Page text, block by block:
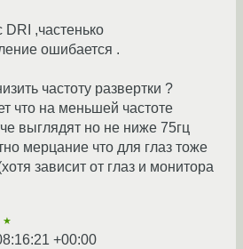
DRI ,частенько
ошибается .
частоту развертки ?
что на меньшей частоте
выглядят но не ниже 75гц
мерцание что для глаз тоже
зависит от глаз и монитора
+00:00